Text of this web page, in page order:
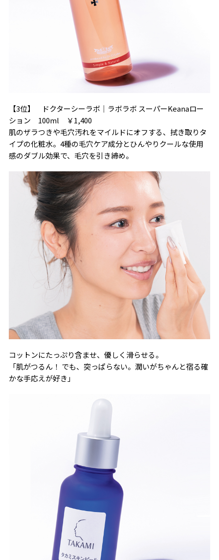
【3位】 ドクターシーラボ｜ラボラボ スーパーKeanaロー
ション 100ml ￥1,400
肌のザラつきや毛穴汚れをマイルドにオフする、拭き取りタ
イプの化粧水。4種の毛穴ケア成分とひんやりクールな使用
感のダブル効果で、毛穴を引き締め。
コットンにたっぷり含ませ、優しく滑らせる。
「肌がつるん！ でも、突っぱらない。潤いがちゃんと宿る確
かな手応えが好き」